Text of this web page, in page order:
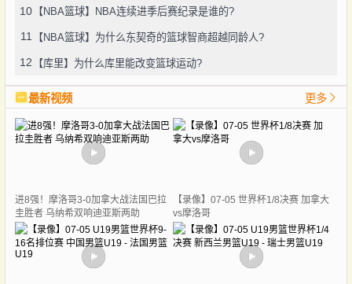
10 【NBA篮球】NBA连续进季后赛纪录是谁的?
11 【NBA篮球】为什么东契奇的篮球智商超越同龄人?
12 【库里】为什么库里能改变篮球运动?
最新视频 更多
进8强！摩洛哥3-0加拿大战法国巴拉
圭胜者 乌纳希双响迪亚斯两助
【录像】07-05 世界杯1/8决赛 加拿大
vs摩洛哥